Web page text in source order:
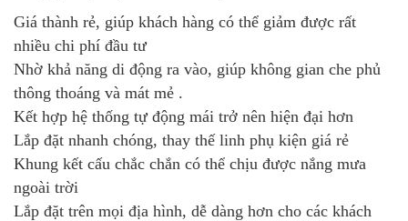
Giá thành rẻ, giúp khách hàng có thể giảm được rất
nhiều chi phí đầu tư
Nhờ khả năng di động ra vào, giúp không gian che phủ
thông thoáng và mát mẻ .
Kết hợp hệ thống tự động mái trở nên hiện đại hơn
Lắp đặt nhanh chóng, thay thế linh phụ kiện giá rẻ
Khung kết cấu chắc chắn có thể chịu được nắng mưa
ngoài trời
Lắp đặt trên mọi địa hình, dễ dàng hơn cho các khách